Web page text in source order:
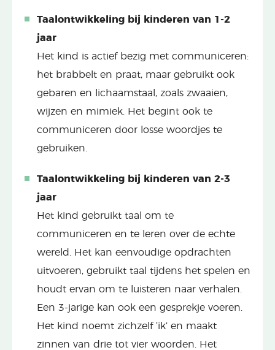
Taalontwikkeling bij kinderen van 1-2
jaar
Het kind is actief bezig met communiceren:
het brabbelt en praat, maar gebruikt ook
gebaren en lichaamstaal, zoals zwaaien,
wijzen en mimiek. Het begint ook te
communiceren door losse woordjes te
gebruiken.
Taalontwikkeling bij kinderen van 2-3
jaar
Het kind gebruikt taal om te
communiceren en te leren over de echte
wereld. Het kan eenvoudige opdrachten
uitvoeren, gebruikt taal tijdens het spelen en
houdt ervan om te luisteren naar verhalen.
Een 3-jarige kan ook een gesprekje voeren.
Het kind noemt zichzelf ‘ik’ en maakt
zinnen van drie tot vier woorden. Het